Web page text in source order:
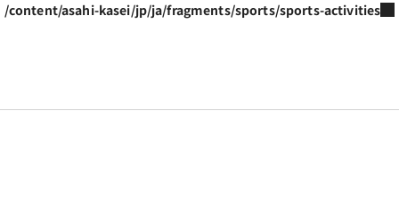
/content/asahi-kasei/jp/ja/fragments/sports/sports-activities